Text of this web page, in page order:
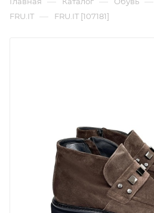
FRU.IT — FRU.IT [107181]